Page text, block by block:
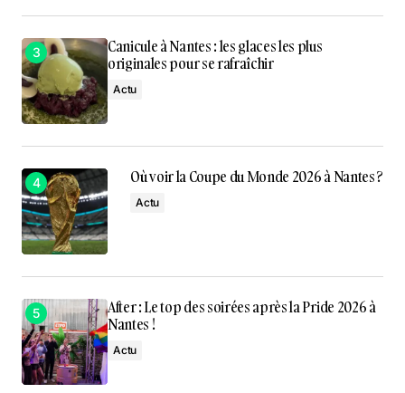
Canicule à Nantes : les glaces les plus
originales pour se rafraîchir
Actu
Où voir la Coupe du Monde 2026 à Nantes ?
Actu
After : Le top des soirées après la Pride 2026 à
Nantes !
Actu